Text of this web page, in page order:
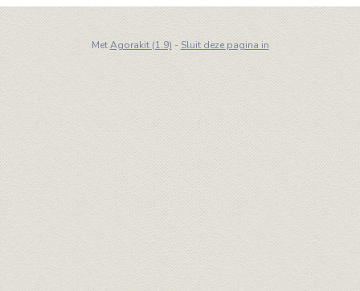
MetAgorakit (1.9) - Sluit deze pagina in